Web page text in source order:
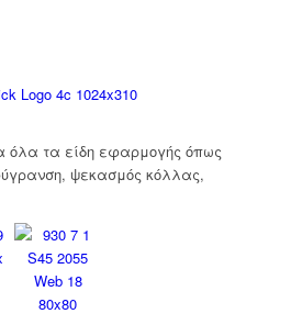
όλα τα είδη εφαρμογής όπως
ψεκασμός κόλλας,